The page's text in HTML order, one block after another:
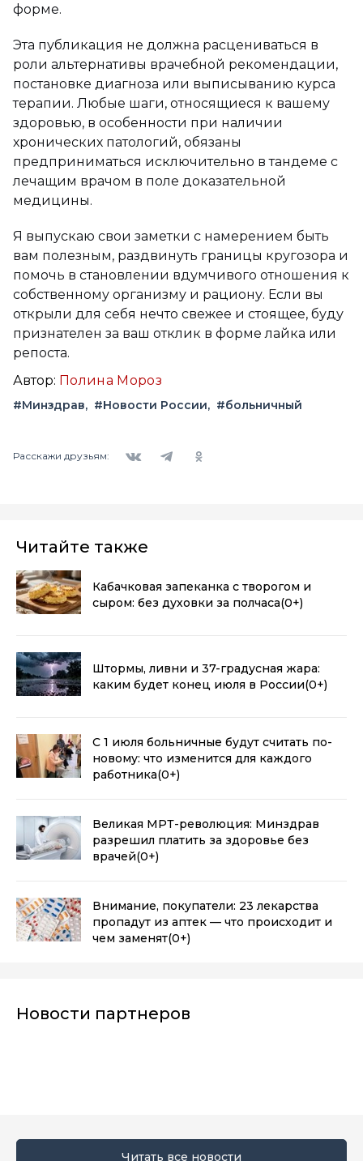
форме.
Эта публикация не должна расцениваться в
роли альтернативы врачебной рекомендации,
постановке диагноза или выписыванию курса
терапии. Любые шаги, относящиеся к вашему
здоровью, в особенности при наличии
хронических патологий, обязаны
предприниматься исключительно в тандеме с
лечащим врачом в поле доказательной
медицины.
Я выпускаю свои заметки с намерением быть
вам полезным, раздвинуть границы кругозора и
помочь в становлении вдумчивого отношения к
собственному организму и рациону. Если вы
открыли для себя нечто свежее и стоящее, буду
признателен за ваш отклик в форме лайка или
репоста.
Автор: Полина Мороз
#Минздрав #Новости России #больничный
Расскажи друзьям:
Читайте также
Кабачковая запеканка с творогом и
сыром: без духовки за полчаса(0+)
Штормы, ливни и 37-градусная жара:
каким будет конец июля в России(0+)
С 1 июля больничные будут считать по-
новому: что изменится для каждого
работника(0+)
Великая МРТ-революция: Минздрав
разрешил платить за здоровье без
врачей(0+)
Внимание, покупатели: 23 лекарства
пропадут из аптек — что происходит и
чем заменят(0+)
Новости партнеров
Читать все новости